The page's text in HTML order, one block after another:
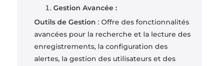
Gestion Avancée :
Outils de Gestion : Offre des fonctionnalités
avancées pour la recherche et la lecture des
enregistrements, la configuration des
alertes, la gestion des utilisateurs et des